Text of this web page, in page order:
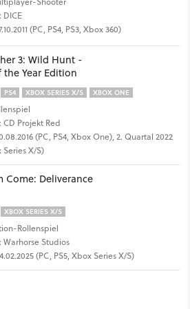
DICE
(PC, PS4, PS3, Xbox 360)
3: Wild Hunt -
the Year Edition
PS4 XBOX SERIES X/S XBOX ONE
CD Projekt Red
(PC, PS4, Xbox One), 2. Quartal 2022
Series X/S)
Come: Deliverance
XBOX SERIES X/S
Rollenspiel
Warhorse Studios
(PC, PS5, Xbox Series X/S)